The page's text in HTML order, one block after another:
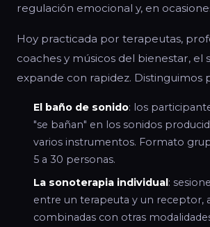
regulación emocional y, en
Hoy practicada por terapeutas,
coaches y músicos del bienestar, el
expande con rapidez. Distinguimos
El baño de sonido: los
"se bañan" en los sonidos
varios instrumentos. Formato
5 a 30 personas.
La sonoterapia individual:
entre un terapeuta y un receptor,
combinadas con otras